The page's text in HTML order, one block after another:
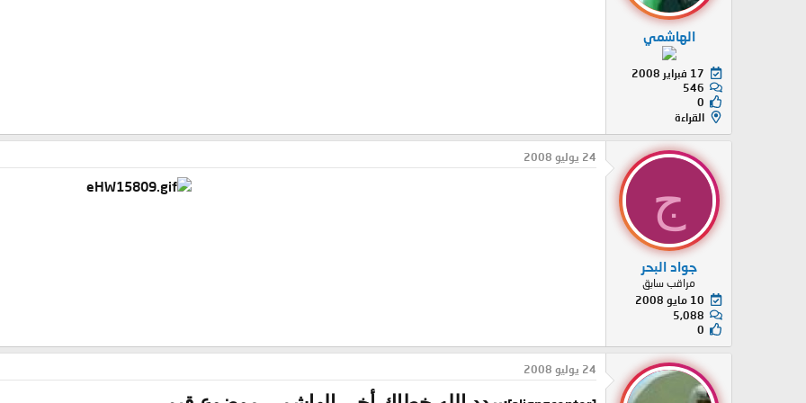
الهاشمي
17 فبراير 2008
546
0
القراءة
ج
جواد البحر
مراقب سابق
10 مايو 2008
5,088
0
24 يوليو 2008
24 يوليو 2008